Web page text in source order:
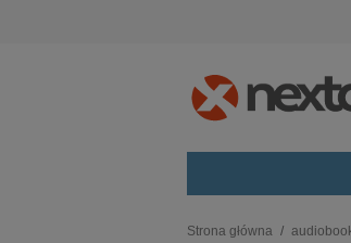
Strona główna